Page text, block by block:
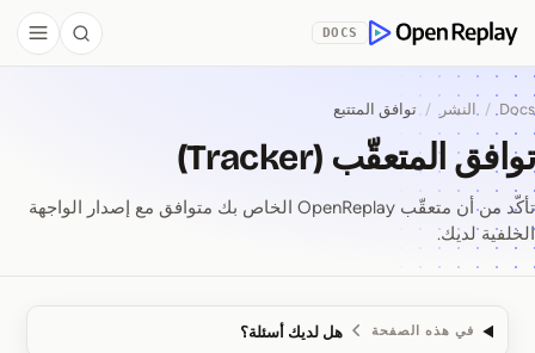
OpenReplay
DOCS
Search
Docs
/ النشر / توافق المتتبع
توافق المتعقّب (Tracker)
تأكّد من أن متعقّب OpenReplay الخاص بك متوافق مع إصدار الواجهة
الخلفية لديك.
في هذه الصفحة هل لديك أسئلة؟